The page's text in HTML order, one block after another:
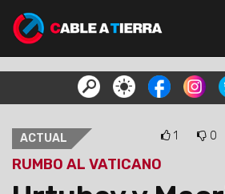
ACTUAL 1 0
RUMBO AL VATICANO